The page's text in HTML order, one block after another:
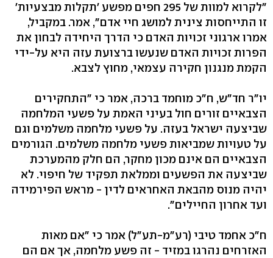
"לקרוא למוות של 295 חפים מפשע 'תקלות מבצעיות'
זו התייחסות צינית למושג חיי אדם", אמר. במקביל,
אמרו ארגוני זכויות האדם כי הדרך היחידה לבחון את
הפרות זכויות האדם שנעשו ברצועת עזה היא על-ידי
הקמת מנגנון חקירה עצמאי, מחוץ לצבא.
יו"ר חד"ש, ח"כ מוחמד ברכה, אמר כי "התחקירים
הצבאיים זורים חול בעיני האמת על פשעי המלחמה
שביצעה ישראל בעזה. על פשעי מלחמה משלמים וגם
על טעויות שמביאות פשעי מלחמה משלמים. הגורמים
הצבאיים הם אינם מכון מחקר, הם חלק מהמערכת
שביצעה את הפשעים וממלאת תפקיד של חיפוי. לא
יהיה מנוס מהבאת האחראים לדין - מראש הפירמידה
ועד אחרון החיילים".
ח"כ אחמד טיבי (רע"מ-תע"ל) אמר כי "אם מאות
האזרחים נהרגו במזיד - זה פשע מלחמה, אך אם הם